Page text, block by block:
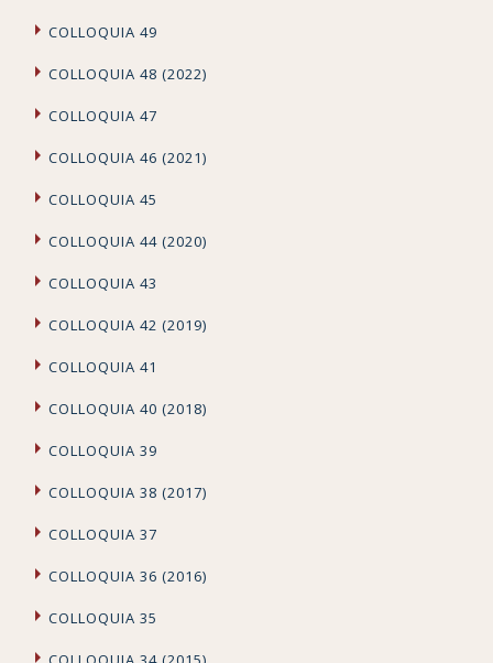
COLLOQUIA 49
COLLOQUIA 48 (2022)
COLLOQUIA 47
COLLOQUIA 46 (2021)
COLLOQUIA 45
COLLOQUIA 44 (2020)
COLLOQUIA 43
COLLOQUIA 42 (2019)
COLLOQUIA 41
COLLOQUIA 40 (2018)
COLLOQUIA 39
COLLOQUIA 38 (2017)
COLLOQUIA 37
COLLOQUIA 36 (2016)
COLLOQUIA 35